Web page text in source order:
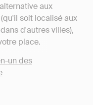
aux
soit localisé aux
d'autres villes),
place.